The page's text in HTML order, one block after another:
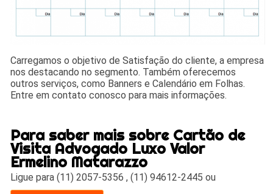
Carregamos o objetivo de Satisfação do cliente, a empresa
nos destacando no segmento. Também oferecemos
outros serviços, como Banners e Calendário em Folhas.
Entre em contato conosco para mais informações.
Para saber mais sobre Cartão de
Visita Advogado Luxo Valor
Ermelino Matarazzo
Ligue para(11) 2057-5356 ,(11) 94612-2445 ou